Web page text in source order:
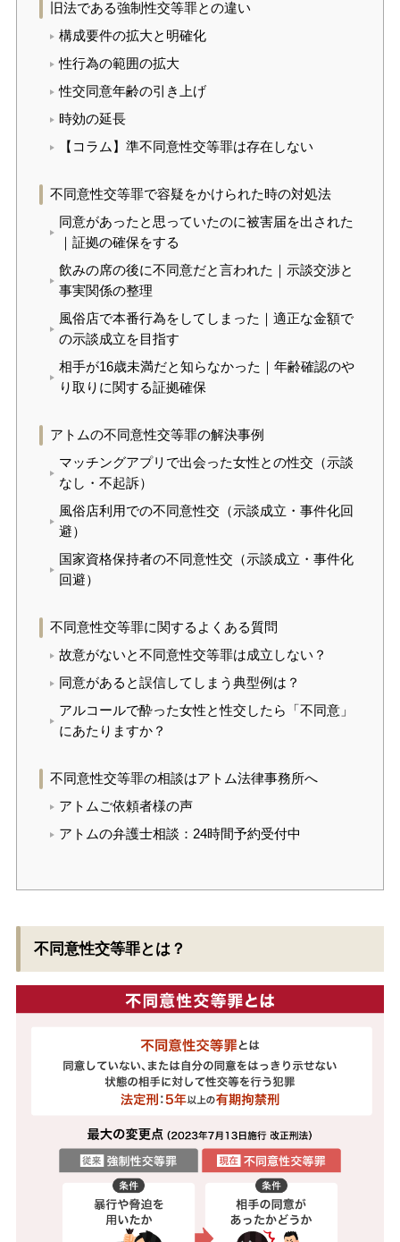
旧法である強制性交等罪との違い
構成要件の拡大と明確化
性行為の範囲の拡大
性交同意年齢の引き上げ
時効の延長
【コラム】準不同意性交等罪は存在しない
不同意性交等罪で容疑をかけられた時の対処法
同意があったと思っていたのに被害届を出された
｜証拠の確保をする
飲みの席の後に不同意だと言われた｜示談交渉と
事実関係の整理
風俗店で本番行為をしてしまった｜適正な金額で
の示談成立を目指す
相手が16歳未満だと知らなかった｜年齢確認のや
り取りに関する証拠確保
アトムの不同意性交等罪の解決事例
マッチングアプリで出会った女性との性交（示談
なし・不起訴）
風俗店利用での不同意性交（示談成立・事件化回
避）
国家資格保持者の不同意性交（示談成立・事件化
回避）
不同意性交等罪に関するよくある質問
故意がないと不同意性交等罪は成立しない？
同意があると誤信してしまう典型例は？
アルコールで酔った女性と性交したら「不同意」
にあたりますか？
不同意性交等罪の相談はアトム法律事務所へ
アトムご依頼者様の声
アトムの弁護士相談：24時間予約受付中
不同意性交等罪とは？